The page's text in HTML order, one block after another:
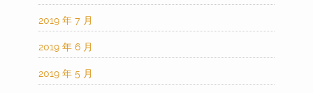
2019 年 7 月
2019 年 6 月
2019 年 5 月